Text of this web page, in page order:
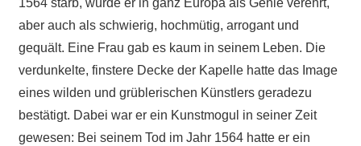
1564 starb, wurde er in ganz Europa als Genie verehrt,
aber auch als schwierig, hochmütig, arrogant und
gequält. Eine Frau gab es kaum in seinem Leben. Die
verdunkelte, finstere Decke der Kapelle hatte das Image
eines wilden und grüblerischen Künstlers geradezu
bestätigt. Dabei war er ein Kunstmogul in seiner Zeit
gewesen: Bei seinem Tod im Jahr 1564 hatte er ein